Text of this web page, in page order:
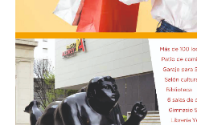
arquero Felipe Zenobio. Del
el Matador continuó con su
ataques directos. Cuando el
de los arcos, Tigre se adelantó
minutos: Aníbal Moreno
la cancha tras una presión de